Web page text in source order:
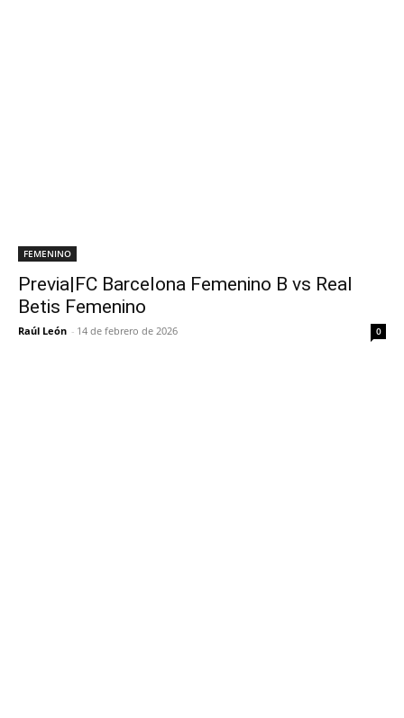
FEMENINO
Previa|FC Barcelona Femenino B vs Real
Betis Femenino
Raúl León - 14 de febrero de 2026 0